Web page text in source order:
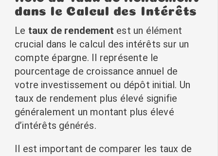
dans le Calcul des Intérêts
Le taux de rendement est un élément
crucial dans le calcul des intérêts sur un
compte épargne. Il représente le
pourcentage de croissance annuel de
votre investissement ou dépôt initial. Un
taux de rendement plus élevé signifie
généralement un montant plus élevé
d’intérêts générés.
Il est important de comparer les taux de